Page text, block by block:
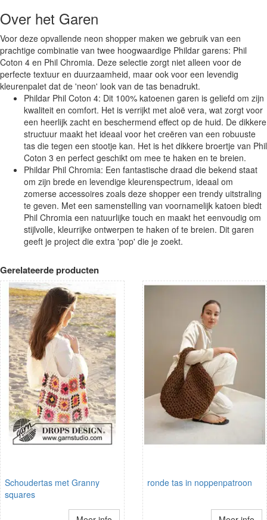
Over het Garen
Voor deze opvallende neon shopper maken we gebruik van een
prachtige combinatie van twee hoogwaardige Phildar garens: Phil
Coton 4 en Phil Chromia. Deze selectie zorgt niet alleen voor de
perfecte textuur en duurzaamheid, maar ook voor een levendig
kleurenpalet dat de 'neon' look van de tas benadrukt.
Phildar Phil Coton 4: Dit 100% katoenen garen is geliefd om zijn
kwaliteit en comfort. Het is verrijkt met aloë vera, wat zorgt voor
een heerlijk zacht en beschermend effect op de huid. De dikkere
structuur maakt het ideaal voor het creëren van een robuuste
tas die tegen een stootje kan. Het is het dikkere broertje van Phil
Coton 3 en perfect geschikt om mee te haken en te breien.
Phildar Phil Chromia: Een fantastische draad die bekend staat
om zijn brede en levendige kleurenspectrum, ideaal om
zomerse accessoires zoals deze shopper een trendy uitstraling
te geven. Met een samenstelling van voornamelijk katoen biedt
Phil Chromia een natuurlijke touch en maakt het eenvoudig om
stijlvolle, kleurrijke ontwerpen te haken of te breien. Dit garen
geeft je project die extra 'pop' die je zoekt.
Gerelateerde producten
Schoudertas met Granny
squares
ronde tas in noppenpatroon